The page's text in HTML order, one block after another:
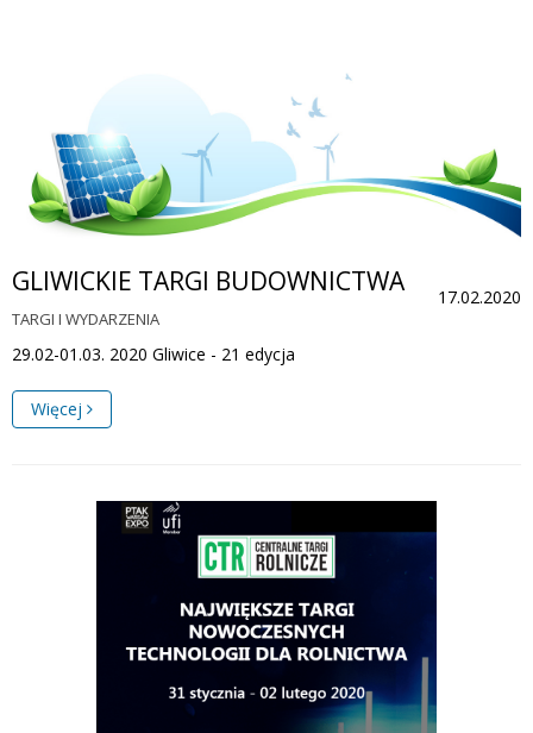
17.02.2020
GLIWICKIE TARGI BUDOWNICTWA
TARGI I WYDARZENIA
29.02-01.03. 2020 Gliwice - 21 edycja
Więcej